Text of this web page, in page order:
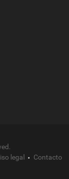
legal Contacto